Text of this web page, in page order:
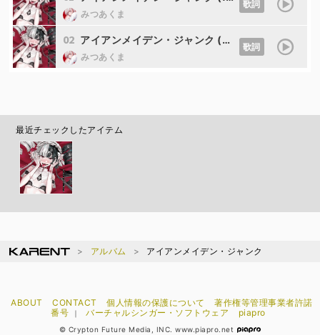
みつあくま
歌詞
02 アイアンメイデン・ジャンク (off vocal)
みつあくま
歌詞
最近チェックしたアイテム
アルバム アイアンメイデン・ジャンク
ABOUT CONTACT 個人情報の保護について
著作権等管理事業者許諾
番号
｜ バーチャルシンガー・ソフトウェア piapro
© Crypton Future Media, INC. www.piapro.net